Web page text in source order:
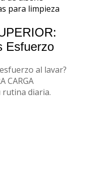
Esfuerzo
al lavar?
CARGA
rutina diaria.